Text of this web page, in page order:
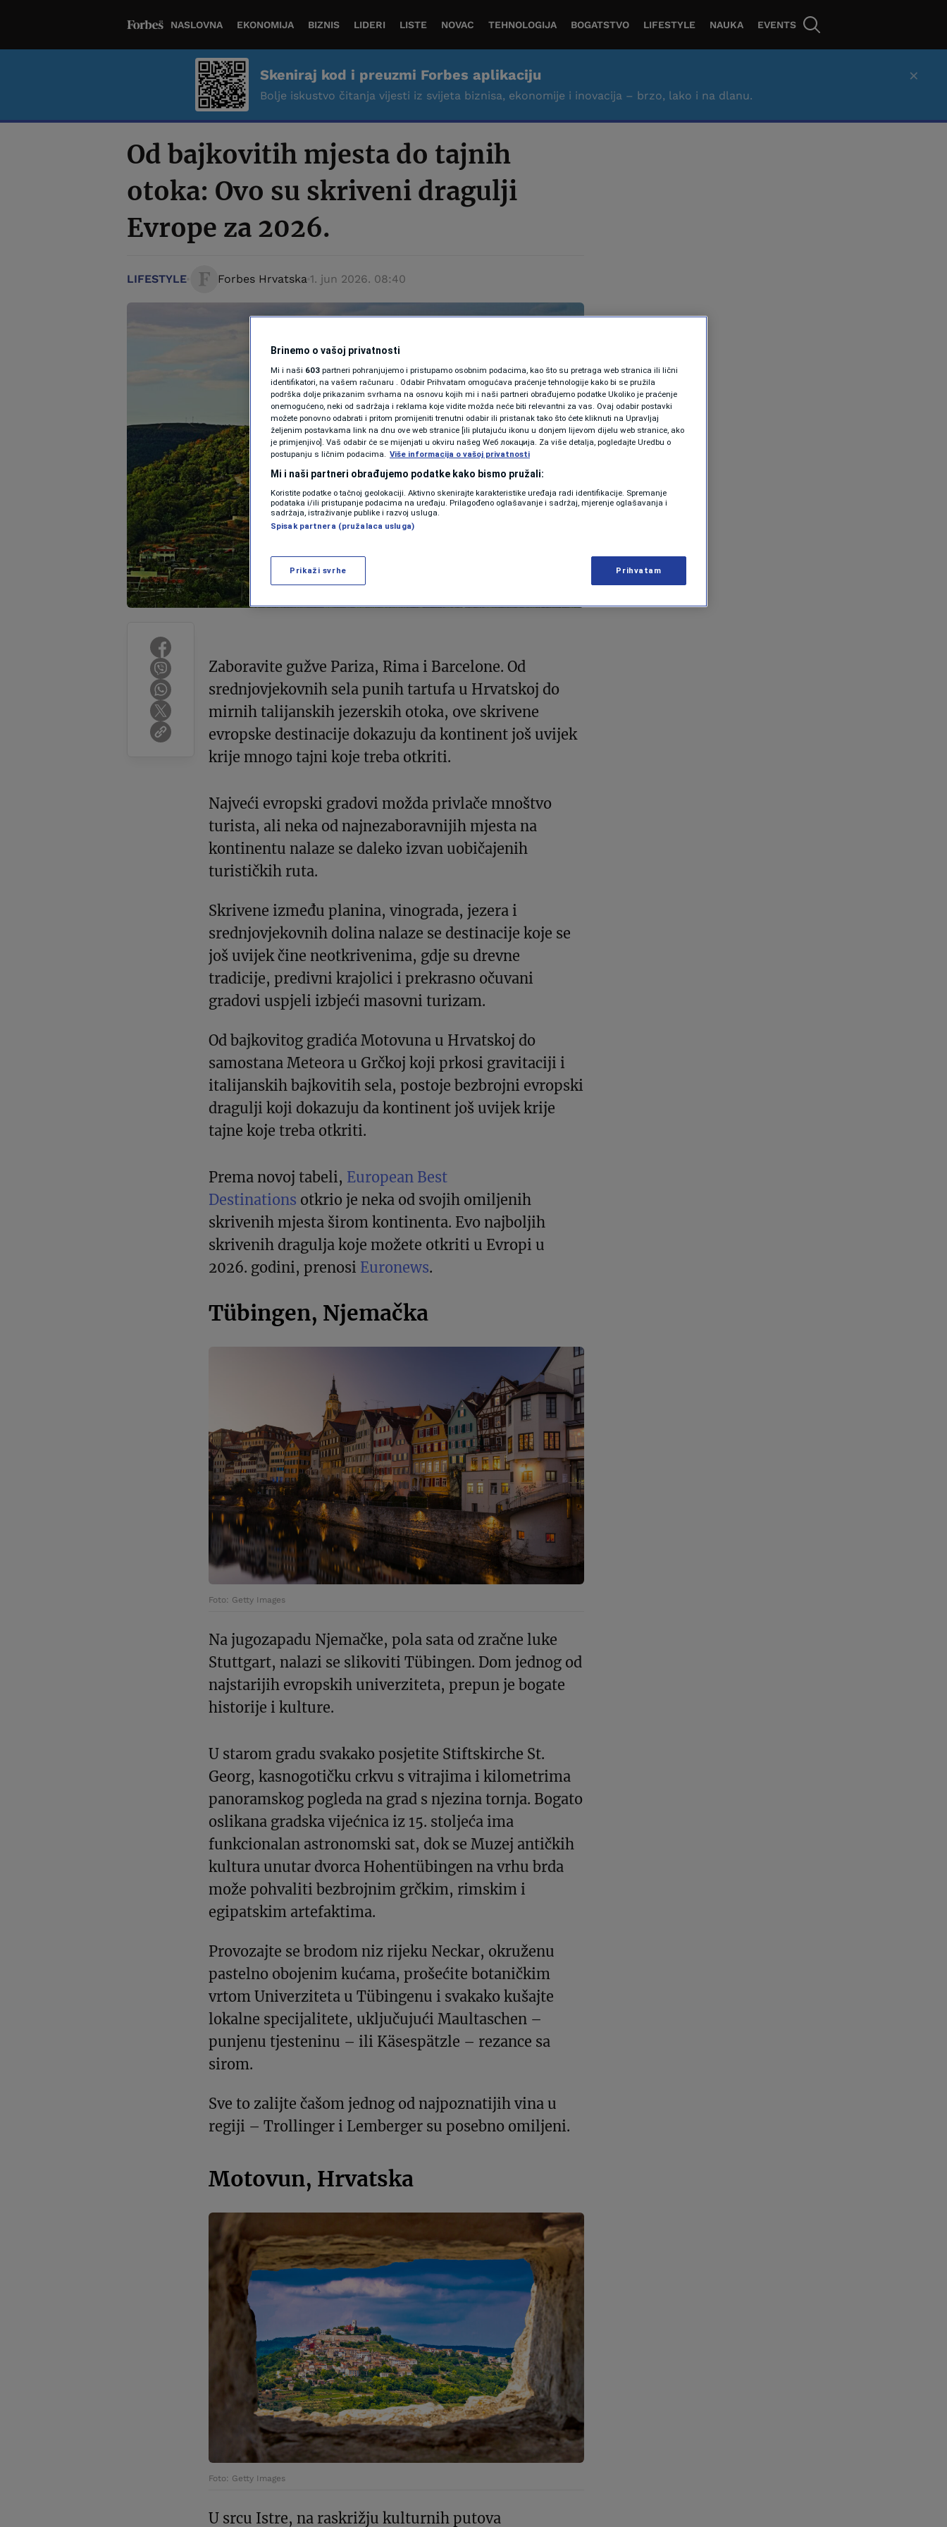
NASLOVNA EKONOMIJA BIZNIS LIDERI LISTE NOVAC TEHNOLOGIJA BOGATSTVO LIFESTYLE NAUKA EVENTS
Skeniraj kod i preuzmi Forbes aplikaciju
Bolje iskustvo čitanja vijesti iz svijeta biznisa, ekonomije i inovacija – brzo, lako i na dlanu.
×
Od bajkovitih mjesta do tajnih
otoka: Ovo su skriveni dragulji
Evrope za 2026.
LIFESTYLE Forbes Hrvatska 1. jun 2026. 08:40
Zaboravite gužve Pariza, Rima i Barcelone. Od
srednjovjekovnih sela punih tartufa u Hrvatskoj do
mirnih talijanskih jezerskih otoka, ove skrivene
evropske destinacije dokazuju da kontinent još uvijek
krije mnogo tajni koje treba otkriti.
Najveći evropski gradovi možda privlače mnoštvo
turista, ali neka od najnezaboravnijih mjesta na
kontinentu nalaze se daleko izvan uobičajenih
turističkih ruta.
Skrivene između planina, vinograda, jezera i
srednjovjekovnih dolina nalaze se destinacije koje se
još uvijek čine neotkrivenima, gdje su drevne
tradicije, predivni krajolici i prekrasno očuvani
gradovi uspjeli izbjeći masovni turizam.
Od bajkovitog gradića Motovuna u Hrvatskoj do
samostana Meteora u Grčkoj koji prkosi gravitaciji i
italijanskih bajkovitih sela, postoje bezbrojni evropski
dragulji koji dokazuju da kontinent još uvijek krije
tajne koje treba otkriti.
Prema novoj tabeli, European Best
Destinations otkrio je neka od svojih omiljenih
skrivenih mjesta širom kontinenta. Evo najboljih
skrivenih dragulja koje možete otkriti u Evropi u
2026. godini, prenosi Euronews.
Tübingen, Njemačka
Foto: Getty Images
Na jugozapadu Njemačke, pola sata od zračne luke
Stuttgart, nalazi se slikoviti Tübingen. Dom jednog od
najstarijih evropskih univerziteta, prepun je bogate
historije i kulture.
U starom gradu svakako posjetite Stiftskirche St.
Georg, kasnogotičku crkvu s vitrajima i kilometrima
panoramskog pogleda na grad s njezina tornja. Bogato
oslikana gradska vijećnica iz 15. stoljeća ima
funkcionalan astronomski sat, dok se Muzej antičkih
kultura unutar dvorca Hohentübingen na vrhu brda
može pohvaliti bezbrojnim grčkim, rimskim i
egipatskim artefaktima.
Provozajte se brodom niz rijeku Neckar, okruženu
pastelno obojenim kućama, prošećite botaničkim
vrtom Univerziteta u Tübingenu i svakako kušajte
lokalne specijalitete, uključujući Maultaschen –
punjenu tjesteninu – ili Käsespätzle – rezance sa
sirom.
Sve to zalijte čašom jednog od najpoznatijih vina u
regiji – Trollinger i Lemberger su posebno omiljeni.
Motovun, Hrvatska
Foto: Getty Images
U srcu Istre, na raskrižju kulturnih putova
Brinemo o vašoj privatnosti
Mi i naši 603 partneri pohranjujemo i pristupamo osobnim podacima, kao što su pretraga web stranica ili lični
identifikatori, na vašem računaru . Odabir Prihvatam omogućava praćenje tehnologije kako bi se pružila
podrška dolje prikazanim svrhama na osnovu kojih mi i naši partneri obrađujemo podatke Ukoliko je praćenje
onemogućeno, neki od sadržaja i reklama koje vidite možda neće biti relevantni za vas. Ovaj odabir postavki
možete ponovno odabrati i pritom promijeniti trenutni odabir ili pristanak tako što ćete kliknuti na Upravljaj
željenim postavkama link na dnu ove web stranice [ili plutajuću ikonu u donjem lijevom dijelu web stranice, ako
je primjenjivo]. Vaš odabir će se mijenjati u okviru našeg Wеб локација. Za više detalja, pogledajte Uredbu o
postupanju s ličnim podacima. Više informacija o vašoj privatnosti
Mi i naši partneri obrađujemo podatke kako bismo pružali:
Koristite podatke o tačnoj geolokaciji. Aktivno skenirajte karakteristike uređaja radi identifikacije. Spremanje
podataka i/ili pristupanje podacima na uređaju. Prilagođeno oglašavanje i sadržaj, mjerenje oglašavanja i
sadržaja, istraživanje publike i razvoj usluga.
Spisak partnera (pružalaca usluga)
Prikaži svrhe Prihvatam